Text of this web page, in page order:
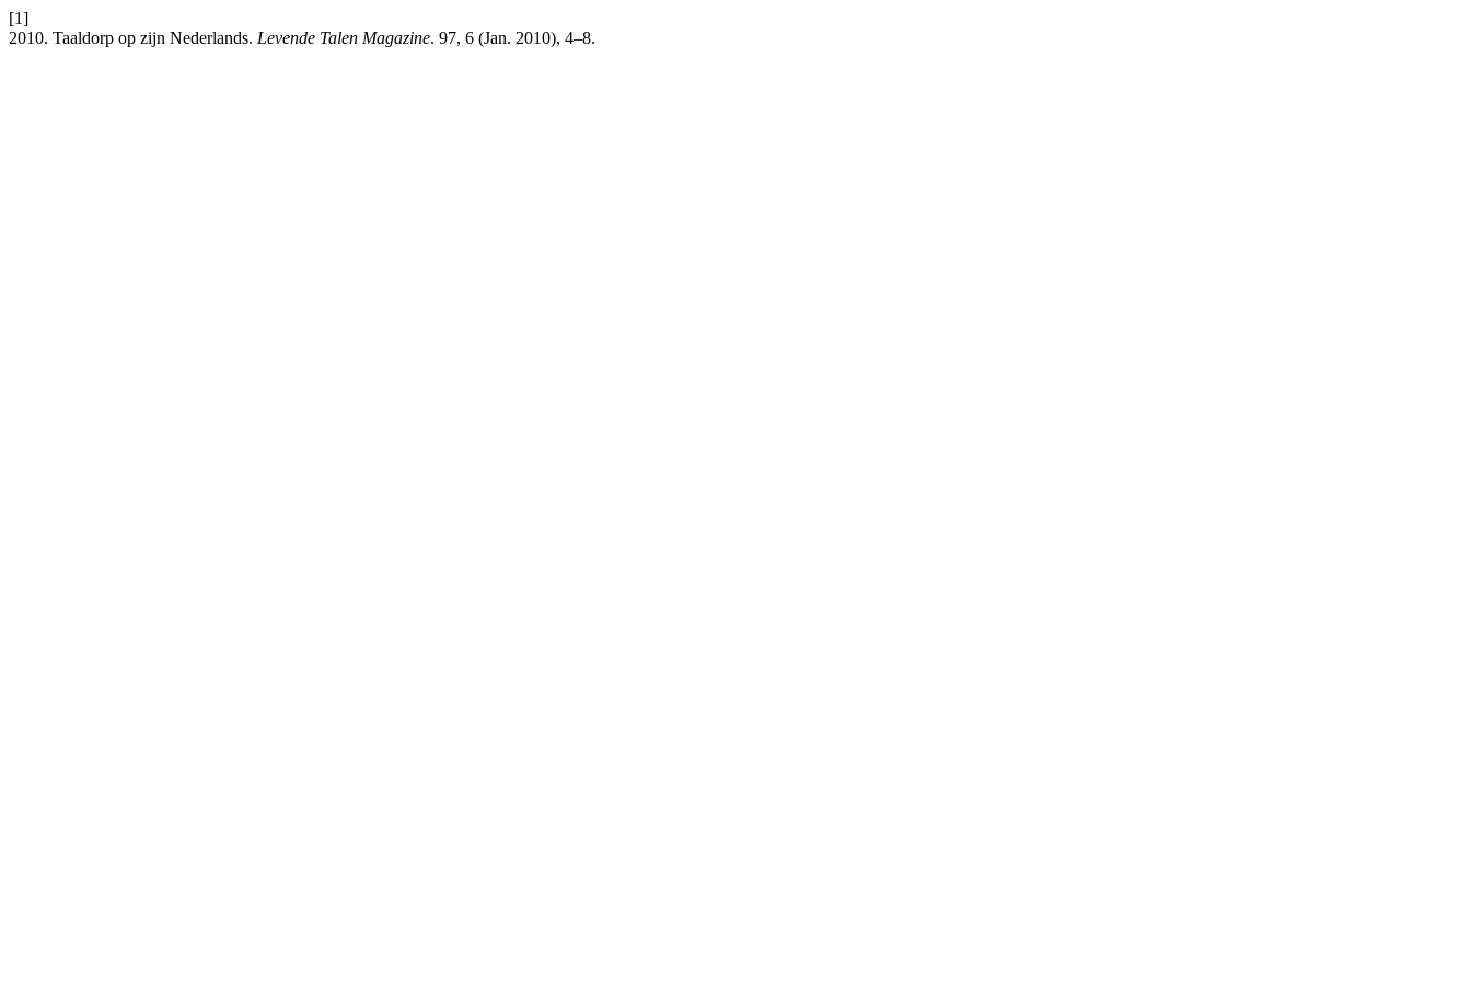
[1]
2010. Taaldorp op zijn Nederlands. Levende Talen Magazine. 97, 6 (Jan. 2010), 4–8.